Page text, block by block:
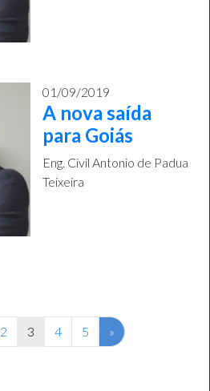
01/09/2019
A nova saída
para Goiás
Eng. Civil Antonio de Padua
Teixeira
2 3 4 5 »Next